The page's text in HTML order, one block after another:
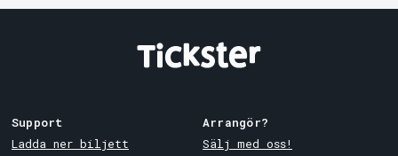
Support
Ladda ner biljett
Arrangör?
Sälj med oss!